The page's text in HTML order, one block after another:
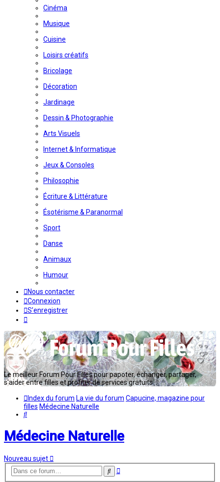
Cinéma
Musique
Cuisine
Loisirs créatifs
Bricolage
Décoration
Jardinage
Dessin & Photographie
Arts Visuels
Internet & Informatique
Jeux & Consoles
Philosophie
Écriture & Littérature
Ésotérisme & Paranormal
Sport
Danse
Animaux
Humour
Nous contacter
Connexion
S’enregistrer
Le meilleur Forum Pour Filles pour papoter, échanger, partager,
s'aider entre filles et profiter de services gratuits...
Index du forum La vie du forum Capucine, magazine pour
filles Médecine Naturelle
Rechercher
Médecine Naturelle
Nouveau sujet
Rechercher
Recherche